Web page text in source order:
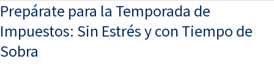
Prepárate para la Temporada de
Impuestos: Sin Estrés y con Tiempo de
Sobra
Prepárate
para
la
Temporada